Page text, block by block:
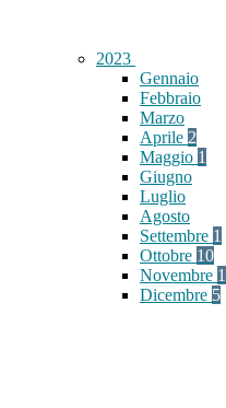
2023
Gennaio
Febbraio
Marzo
Aprile 2
Maggio 1
Giugno
Luglio
Agosto
Settembre 1
Ottobre 10
Novembre
Dicembre 5